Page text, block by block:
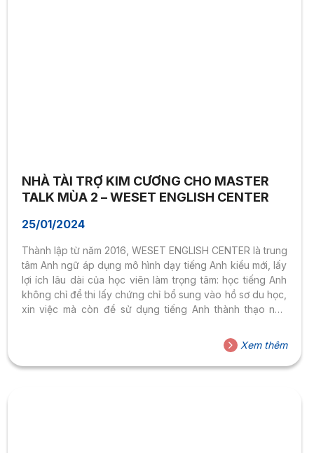
NHÀ TÀI TRỢ KIM CƯƠNG CHO MASTER
TALK MÙA 2 – WESET ENGLISH CENTER
25/01/2024
Thành lập từ năm 2016, WESET ENGLISH CENTER là trung
tâm Anh ngữ áp dụng mô hình dạy tiếng Anh kiểu mới, lấy
lợi ích lâu dài của học viên làm trọng tâm: học tiếng Anh
không chỉ để thi lấy chứng chỉ bổ sung vào hồ sơ du học,
xin việc mà còn để sử dụng tiếng Anh thành thạo như
Xem thêm